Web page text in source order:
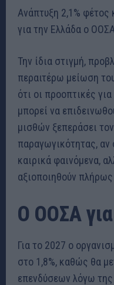
Ανάπτυξη 2,1% φέτος
για την Ελλάδα ο
Την ίδια στιγμή,
περαιτέρω μείωση
ότι οι προοπτικές
μπορεί να
μισθών ξεπεράσει
παραγωγικότητας, αν
καιρικά φαινόμενα,
αξιοποιηθούν
Ο ΟΟΣΑ
Για το 2027 ο
στο 1,8%, καθώς θα
επενδύσεων λόγω